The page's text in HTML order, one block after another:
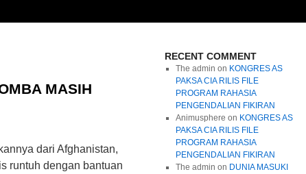
MASIH
dari Afghanistan,
runtuh dengan bantuan
RECENT COMMENT
The admin on KONGRES AS
PAKSA CIA RILIS FILE
PROGRAM RAHASIA
PENGENDALIAN FIKIRAN
Animusphere on KONGRES AS
PAKSA CIA RILIS FILE
PROGRAM RAHASIA
PENGENDALIAN FIKIRAN
The admin on DUNIA MASUKI